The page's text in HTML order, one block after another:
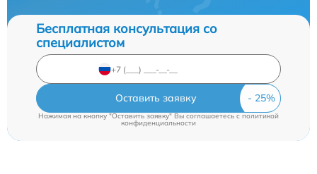
Бесплатная консультация со
специалистом
Оставить заявку
Нажимая на кнопку "Оставить заявку" Вы соглашаетесь cполитикой
конфиденциальности